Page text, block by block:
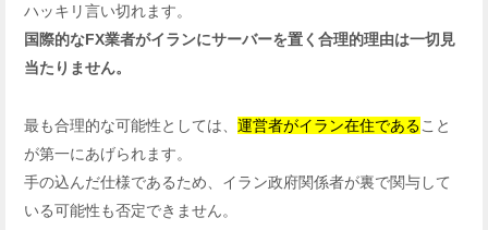
ハッキリ言い切れます。
国際的なFX業者がイランにサーバーを置く合理的理由は一切見
当たりません。
最も合理的な可能性としては、運営者がイラン在住であること
が第一にあげられます。
手の込んだ仕様であるため、イラン政府関係者が裏で関与して
いる可能性も否定できません。